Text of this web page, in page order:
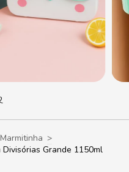
Marmitinha >
Grande 1150ml